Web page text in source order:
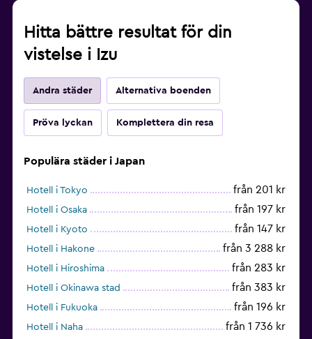
Hitta bättre resultat för din
vistelse i Izu
Andra städer Alternativa boenden
Pröva lyckan Komplettera din resa
Populära städer i Japan
Hotell i Tokyo från 201 kr
Hotell i Osaka från 197 kr
Hotell i Kyoto från 147 kr
Hotell i Hakone från 3 288 kr
Hotell i Hiroshima från 283 kr
Hotell i Okinawa stad från 383 kr
Hotell i Fukuoka från 196 kr
Hotell i Naha från 1 736 kr